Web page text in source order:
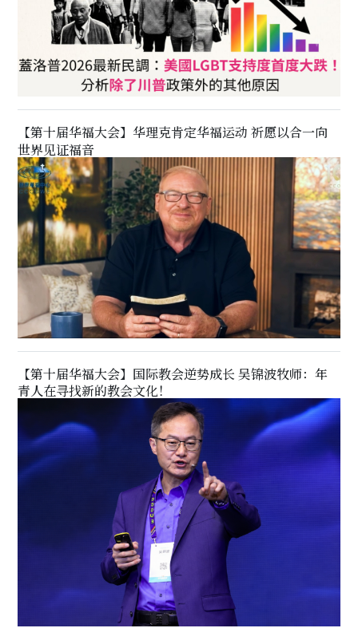
【第十届华福大会】华理克肯定华福运动 祈愿以合一向
世界见证福音
【第十届华福大会】国际教会逆势成长 吴锦波牧师：年
青人在寻找新的教会文化！